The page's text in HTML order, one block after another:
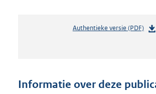
Authentieke versie (PDF)b
n
Informatie over deze